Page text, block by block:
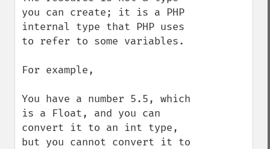
you can create; it is a PHP
internal type that PHP uses
to refer to some variables.
For example,
You have a number 5.5, which
is a Float, and you can
convert it to an int type,
but you cannot convert it to